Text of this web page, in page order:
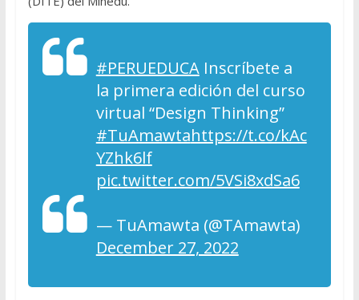
#PERUEDUCAInscríbete a
la primera edición del curso
virtual “Design Thinking”
#TuAmawtahttps://t.co/kAc
YZhk6lf
pic.twitter.com/5VSi8xdSa6
— TuAmawta (@TAmawta)
December 27, 2022